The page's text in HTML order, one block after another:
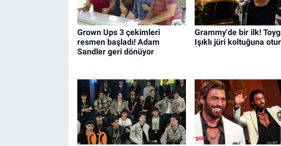
Grown Ups 3 çekimleri
resmen başladı! Adam
Sandler geri dönüyor
Grammy'de bir ilk!
Işıklı jüri koltuğuna